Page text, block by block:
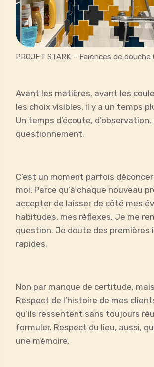
PROJET STARK – Faïences de douche
Avant les matières, avant les
les choix visibles, il y a un temps
Un temps d’écoute, d’observation,
questionnement.
C’est un moment parfois
moi. Parce qu’à chaque nouveau
accepter de laisser de côté mes
habitudes, mes réflexes. Je me
question. Je doute des premières
rapides.
Non par manque de certitude,
Respect de l’histoire de mes
qu’ils ressentent sans toujours
formuler. Respect du lieu, aussi,
une mémoire.